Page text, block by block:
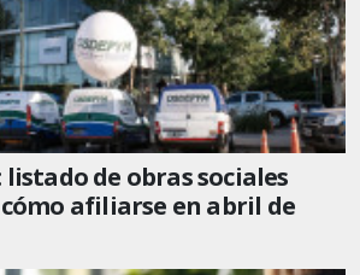
de obras sociales
afiliarse en abril de